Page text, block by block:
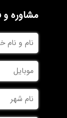
مشاوره
نام
و
نام
خانوادگی
موبایل
نام
شهر